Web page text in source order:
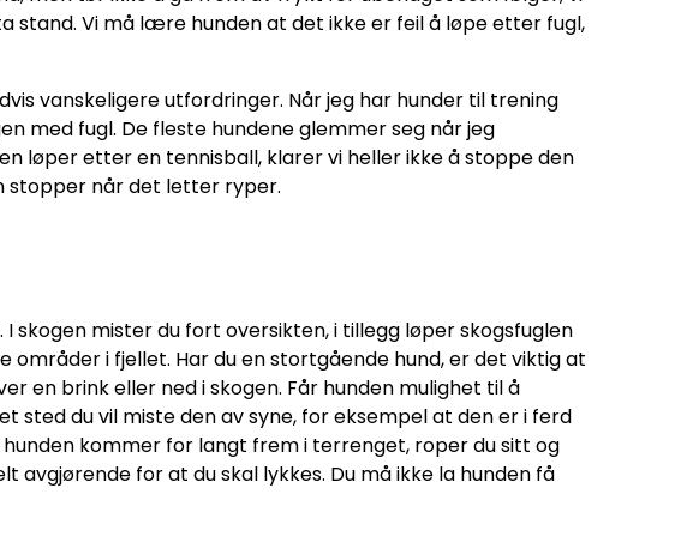
stand. Vi må lære hunden at det ikke er feil å løpe etter fugl,
vanskeligere utfordringer. Når jeg har hunder til trening
med fugl. De fleste hundene glemmer seg når jeg
løper etter en tennisball, klarer vi heller ikke å stoppe den
stopper når det letter ryper.
skogen mister du fort oversikten, i tillegg løper skogsfuglen
i fjellet. Har du en stortgående hund, er det viktig at
en brink eller ned i skogen. Får hunden mulighet til å
du vil miste den av syne, for eksempel at den er i ferd
kommer for langt frem i terrenget, roper du sitt og
avgjørende for at du skal lykkes. Du må ikke la hunden få